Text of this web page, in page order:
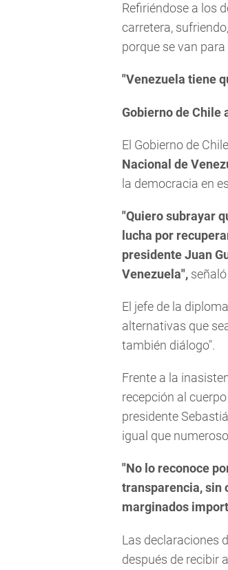
Refiriéndose a los
carretera,
porque se van
"Venezuela tiene
Gobierno de Chile
El Gobierno de
Nacional de
la democracia en
"Quiero subrayar
lucha por
presidente Juan
Venezuela",
El jefe de la
alternativas que
también diálogo".
Frente a la
recepción al
presidente
igual que
"No lo reconoce
transparencia, sin
marginados
Las declaraciones
después de recibir a